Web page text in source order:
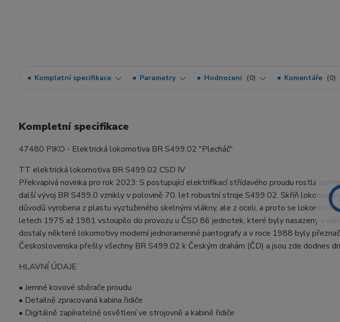
Kompletní specifikace Parametry Hodnocení 0 Komentáře 0
Kompletní specifikace
47480 PIKO - Elektrická lokomotiva BR S499.02 "Plecháč"
TT elektrická lokomotiva BR S499.02 CSD IV
Překvapivá novinka pro rok 2023: S postupující elektrifikací střídavého proudu rostla
další vývoj BR S499.0 vznikly v polovině 70. let robustní stroje S499.02. Skříň
důvodů vyrobena z plastu vyztuženého skelnými vlákny, ale z oceli, a proto se
letech 1975 až 1981 vstoupilo do provozu u ČSD 86 jednotek, které byly nasazeny v
dostaly některé lokomotivy moderní jednoramenné pantografy a v roce 1988 byly
Československa přešly všechny BR S499.02 k Českým drahám (ČD) a jsou zde dodnes
HLAVNÍ ÚDAJE
• Jemné kovové sběrače proudu
• Detailně zpracovaná kabina řidiče
• Digitálně zapínatelné osvětlení ve strojovně a kabině řidiče